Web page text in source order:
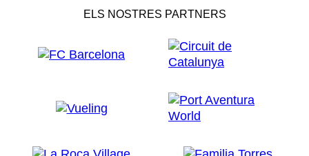
ELS NOSTRES PARTNERS